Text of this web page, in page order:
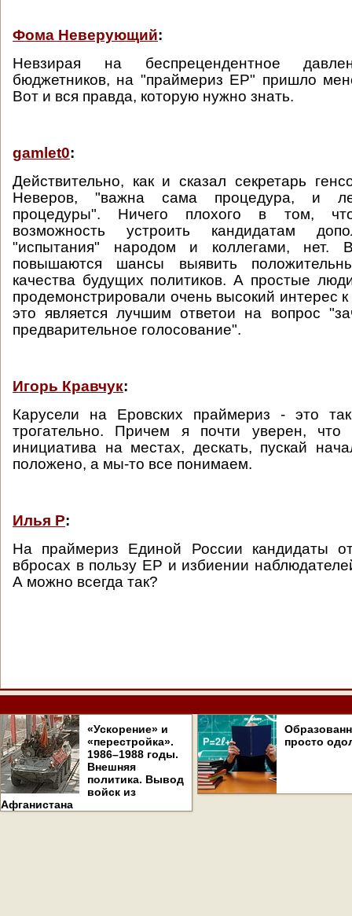
Фома Неверующий:
Невзирая на беспрецендентное
бюджетников, на "праймериз ЕР" пришло
Вот и вся правда, которую нужно знать.
gamlet0:
Действительно, как и сказал секретарь
Неверов, "важна сама процедура, и
процедуры". Ничего плохого в том,
возможность устроить кандидатам
"испытания" народом и коллегами, нет.
повышаются шансы выявить
качества будущих политиков. А простые
продемонстрировали очень высокий интерес
это является лучшим ответои на вопрос
предварительное голосование".
Игорь Кравчук:
Карусели на Еровских праймериз - это
трогательно. Причем я почти уверен, что
инициатива на местах, дескать, пускай
положено, а мы-то все понимаем.
Илья Р:
На праймериз Единой России кандидаты
вбросах в пользу ЕР и избиении
А можно всегда так?
«Ускорение» и
«перестройка».
1986–1988 годы.
Внешняя
политика. Вывод
войск из
Афганистана
просто